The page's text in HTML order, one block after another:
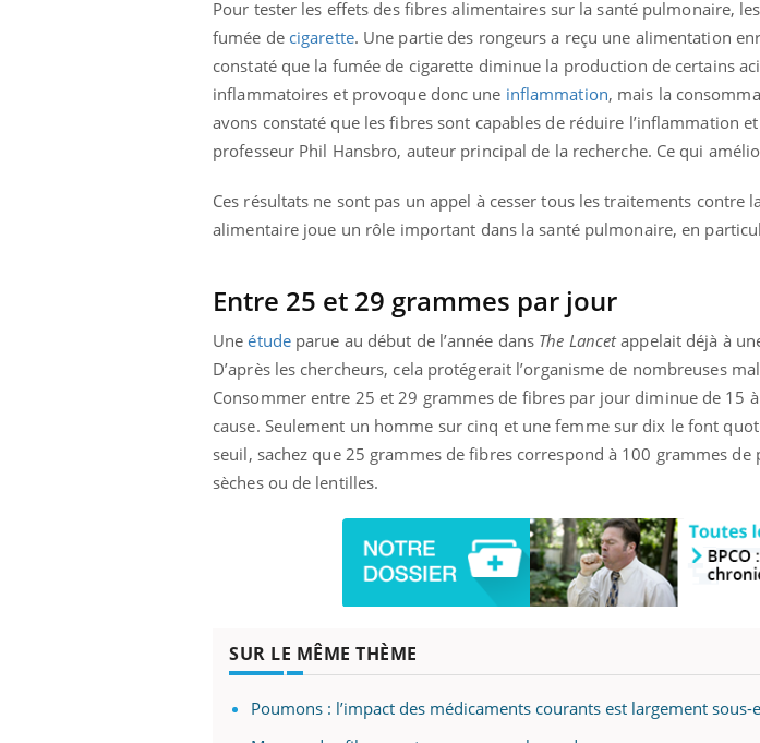
Pour tester les effets des fibres alimentaires sur la santé pulmonaire,
fumée de cigarette. Une partie des rongeurs a reçu une alimentation
constaté que la fumée de cigarette diminue la production de certains
inflammatoires et provoque donc une inflammation, mais la
avons constaté que les fibres sont capables de réduire l’inflammation
professeur Phil Hansbro, auteur principal de la recherche. Ce qui
Ces résultats ne sont pas un appel à cesser tous les traitements contre
alimentaire joue un rôle important dans la santé pulmonaire, en
Entre 25 et 29 grammes par jour
Uneétudeparue au début de l’année dans The Lancetappelait déjà à
D’après les chercheurs, cela protégerait l’organisme de nombreuses
Consommer entre 25 et 29 grammes de fibres par jour diminue de 15
cause. Seulement un homme sur cinq et une femme sur dix le font
seuil, sachez que 25 grammes de fibres correspond à 100 grammes
sèches ou de lentilles.
SUR LE MÊME THÈME
Poumons : l’impact des médicaments courants est largement sous-